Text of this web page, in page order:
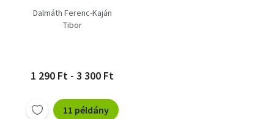
Dalmáth Ferenc-Kaján
Tibor
1 290 Ft - 3 300 Ft
11 példány